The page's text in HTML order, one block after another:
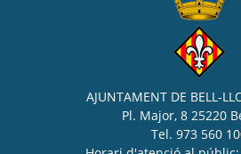
AJUNTAMENT DE BELL-
Pl. Major, 8 25220
Tel. 973 560